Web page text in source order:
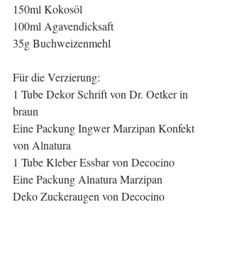
150ml Kokosöl
100ml Agavendicksaft
35g Buchweizenmehl
Für die Verzierung:
1 Tube Dekor Schrift von Dr. Oetker in
braun
Eine Packung Ingwer Marzipan Konfekt
von Alnatura
1 Tube Kleber Essbar von Decocino
Eine Packung Alnatura Marzipan
Deko Zuckeraugen von Decocino